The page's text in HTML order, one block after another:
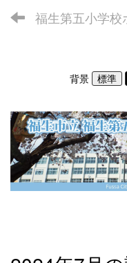
福生第五小学校
背景